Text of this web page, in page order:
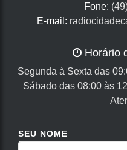
Fone:
E-mail:
Horário
Segunda à Sexta das
Sábado das 08:00 às
SEU NOME